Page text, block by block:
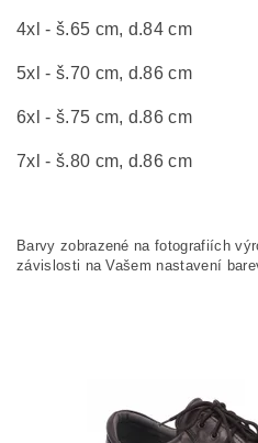
4xl - š.65 cm, d.84 cm
5xl - š.70 cm, d.86 cm
6xl - š.75 cm, d.86 cm
7xl - š.80 cm, d.86 cm
Barvy zobrazené na fotografiích
závislosti na Vašem nastavení